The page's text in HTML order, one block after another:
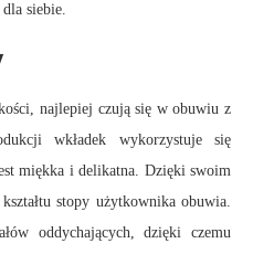
siebie.
najlepiej czują się w obuwiu z
wkładek wykorzystuje się
miękka i delikatna. Dzięki swoim
stopy użytkownika obuwia.
oddychających, dzięki czemu